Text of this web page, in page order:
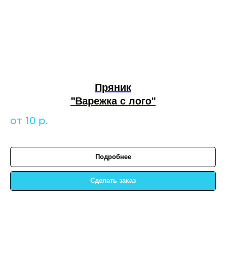
Пряник
"Варежка с лого"
от 10 р.
Подробнее
Сделать заказ